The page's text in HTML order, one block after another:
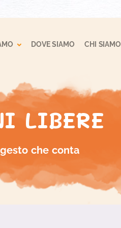
Toggle Dropdown
DOVE SIAMO CHI SIAMO
LIBERE
gesto che conta